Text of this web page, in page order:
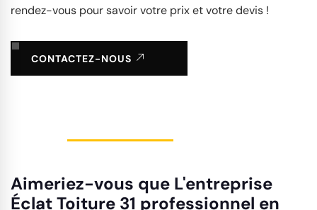
rendez-vous pour savoir votre prix et votre devis !
CONTACTEZ-NOUS
Aimeriez-vous que L'entreprise
Éclat Toiture 31 professionnel en